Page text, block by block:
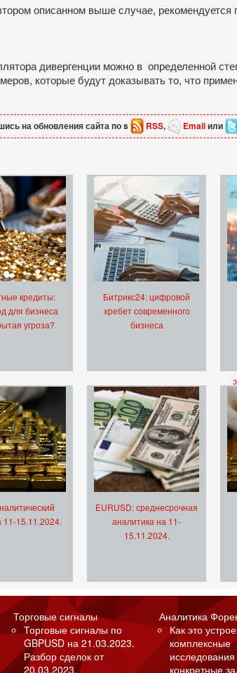
описанном выше случае,
дивергенции можно в определенной
которые будут доказывать то, что
на обновления сайта по s RSS, Emailили
кредиты:
для бизнеса
угроза?
Битрикс24: цифровой
хребет современного
бизнеса
11-15.11.2024.
EURUSD: среднесрочная
аналитика на 11-
15.11.2024.
Торговые сигналы
Торговые сигналы по
GBPUSD на 21.03.2023.
Разбор сделок от
20.03.2023.
Аналитика
Как это
комплексные
конкретные